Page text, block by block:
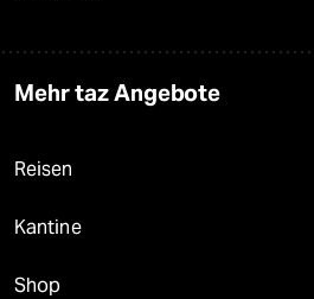
Mehr taz Angebote
Reisen
Kantine
Shop